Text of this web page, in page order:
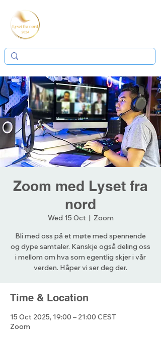
Zoom med Lyset fra
nord
Wed 15 Oct
  |
Zoom
Bli med oss på et møte med spennende
og dype samtaler. Kanskje også deling oss
i mellom om hva som egentlig skjer i vår
verden. Håper vi ser deg der.
Time & Location
15 Oct 2025, 19:00 – 21:00 CEST
Zoom